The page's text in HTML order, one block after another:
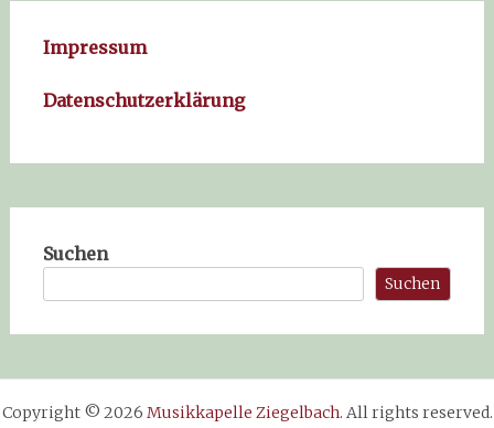
Impressum
Datenschutzerklärung
Suchen
Suchen
Copyright © 2026 Musikkapelle Ziegelbach. All rights reserved.